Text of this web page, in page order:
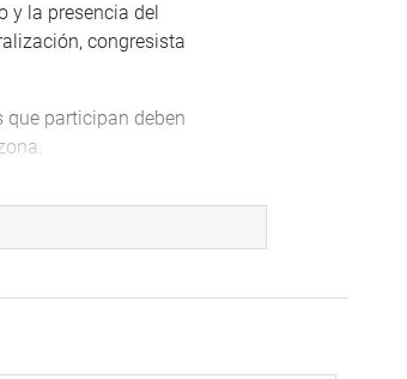
y la presencia del
congresista
que participan deben